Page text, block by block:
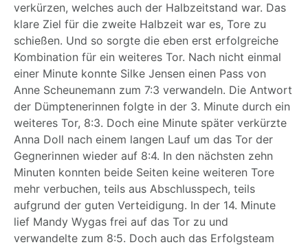
verkürzen, welches auch der Halbzeitstand war. Das
klare Ziel für die zweite Halbzeit war es, Tore zu
schießen. Und so sorgte die eben erst erfolgreiche
Kombination für ein weiteres Tor. Nach nicht einmal
einer Minute konnte Silke Jensen einen Pass von
Anne Scheunemann zum 7:3 verwandeln. Die Antwort
der Dümptenerinnen folgte in der 3. Minute durch ein
weiteres Tor, 8:3. Doch eine Minute später verkürzte
Anna Doll nach einem langen Lauf um das Tor der
Gegnerinnen wieder auf 8:4. In den nächsten zehn
Minuten konnten beide Seiten keine weiteren Tore
mehr verbuchen, teils aus Abschlusspech, teils
aufgrund der guten Verteidigung. In der 14. Minute
lief Mandy Wygas frei auf das Tor zu und
verwandelte zum 8:5. Doch auch das Erfolgsteam